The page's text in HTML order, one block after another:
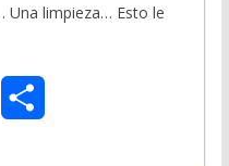
Una limpieza… Esto le